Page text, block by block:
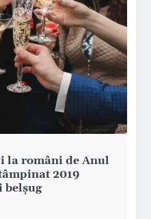
la români de Anul
2019
belşug